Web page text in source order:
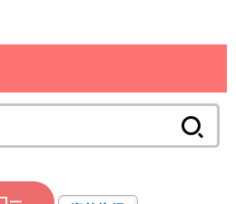
索: